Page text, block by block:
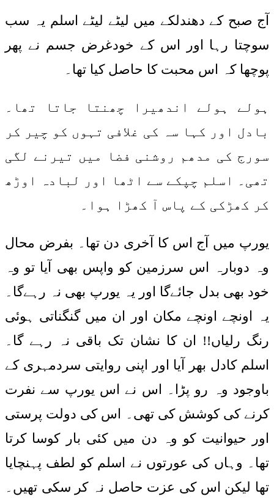
آج صبح کے دھندلکے میں لیٹے لیٹے اسلم یہ سب
سوچتا رہا اور اس کے خودغرض جسم نے پھر
پوچھا کہ اس محبت کا حاصل کیا تھا۔
ہولے ہولے اندھیرا چھنتا جاتا تھا۔
بادل اور کہا سہ کی غلافی تہوں کو چیر کر
سورج کی مدھم روشنی فضا میں تیرنے لگی
تھی۔ اسلم چپکے سے اٹھا اور لبادہ اوڑھ
کر کھڑکی کے پاس آ کھڑا ہوا۔
یورپ میں آج اس کا آخری دن تھا۔ بفرض محال
وہ دوبارہ اس سرزمین کو واپس بھی آیا تو وہ
خود بھی بدل جائےگا اور یہ یورپ بھی نہ رہےگا۔
یہ اونچے اونچے مکان اور ان میں گنگناتی ہوئی
رنگ رلیاں!! ان کا نشان تک باقی نہ رہے گا۔
اسلم کادل بھر آیا اور اپنی روایتی سردمہری کے
باوجود وہ رو پڑا۔ اس نے اس یورپ سے نفرت
کرنے کی کوشش کی تھی۔ اس کی دولت پرستی
اور حیوانیت کو وہ دن میں کئی بار کوسا کرتا
تھا۔ وہاں کی عورتوں نے اسلم کو لطف پہنچایا
تھا لیکن اس کی عزت حاصل نہ کر سکی تھیں۔